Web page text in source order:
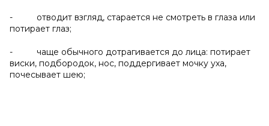
- отводит взгляд, старается не смотреть в глаза или
потирает глаз;
- чаще обычного дотрагивается до лица: потирает
виски, подбородок, нос, поддергивает мочку уха,
почесывает шею;